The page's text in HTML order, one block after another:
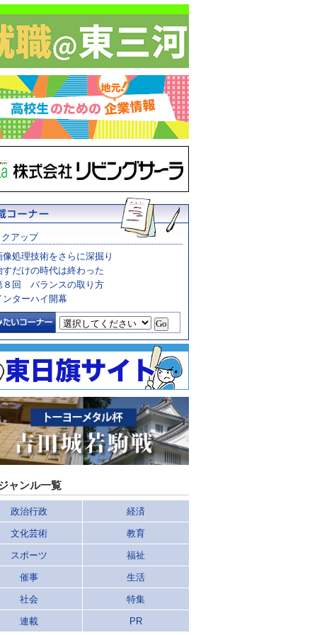
アップ
像処理技術をさらに深掘り
すだけの時代は終わった
８回 バランスの取り方
ンターハイ開幕
ャンル一覧
政治行政 経済
文化芸術 教育
スポーツ 福祉
催事 生活
社会 特集
連載 PR